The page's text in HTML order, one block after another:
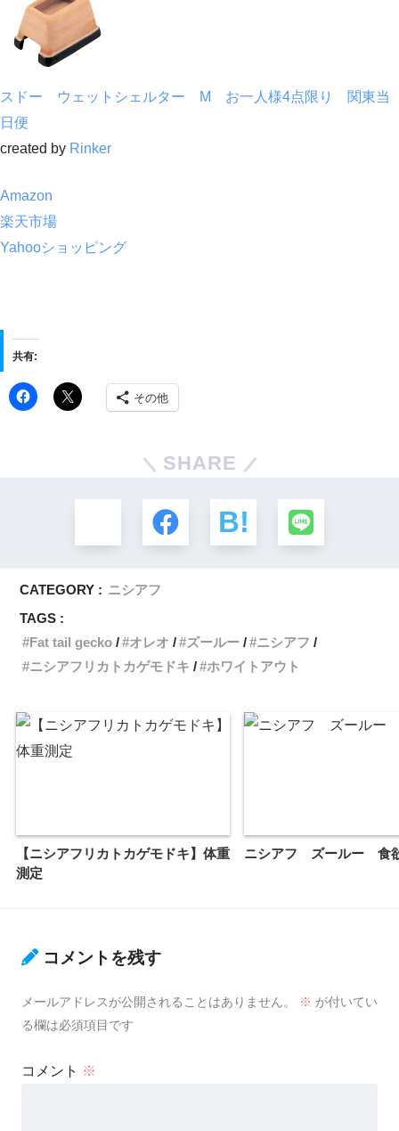
スドー ウェットシェルター M お一人様4点限り 関東当
日便
created by Rinker
Amazon
楽天市場
Yahooショッピング
共有:
その他
SHARE
CATEGORY : ニシアフ
TAGS :
Fat tail gecko
オレオ ズールー
ニシアフ
ニシアフリカトカゲモドキ
ホワイトアウト
【ニシアフリカトカゲモドキ】体重
測定
ニシアフ ズールー 食
コメントを残す
メールアドレスが公開されることはありません。 ※ が付いてい
る欄は必須項目です
コメント ※